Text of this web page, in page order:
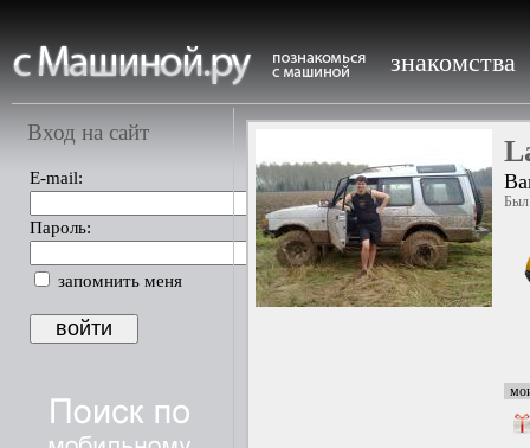
знакомства
Вход на сайт
E-mail:
Пароль:
запомнить меня
Был